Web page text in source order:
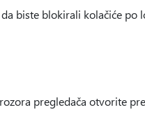
biste blokirali kolačiće po
pregledača otvorite